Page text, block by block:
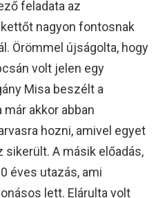
feladata az
nagyon fontosnak
Örömmel újságolta, hogy
volt jelen egy
Misa beszélt a
akkor abban
hozni, amivel egyet
sikerült. A másik előadás,
éves utazás, ami
lett. Elárulta volt